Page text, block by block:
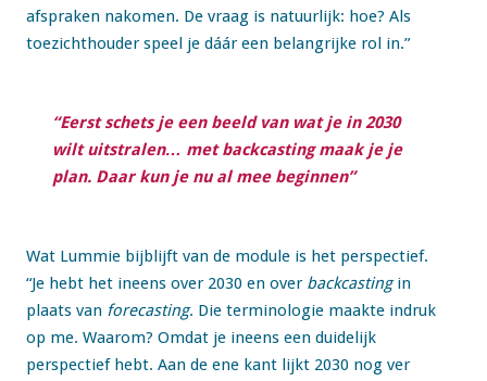
afspraken nakomen. De vraag is natuurlijk: hoe? Als
toezichthouder speel je dáár een belangrijke rol in.”
“Eerst schets je een beeld van wat je in 2030
wilt uitstralen… met backcasting maak je je
plan. Daar kun je nu al mee beginnen”
Wat Lummie bijblijft van de module is het perspectief.
“Je hebt het ineens over 2030 en over backcastingin
plaats van forecasting. Die terminologie maakte indruk
op me. Waarom? Omdat je ineens een duidelijk
perspectief hebt. Aan de ene kant lijkt 2030 nog ver